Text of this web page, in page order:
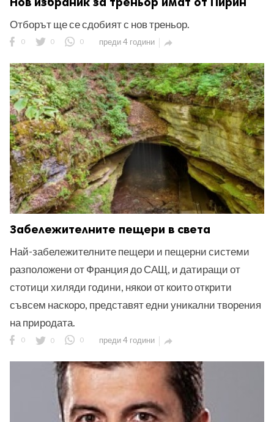
Отборът ще се сдобият с нов треньор.
0 0 0 преди 4 години 
Забележителните пещери в света
Най-забележителните пещери и пещерни системи
разположени от Франция до САЩ, и датиращи от
стотици хиляди години, някои от които открити
съвсем наскоро, представят едни уникални творения
на природата.
0 0 0 преди 4 години 